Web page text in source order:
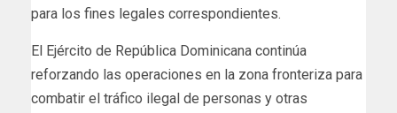
para los fines legales correspondientes.
El Ejército de República Dominicana continúa
reforzando las operaciones en la zona fronteriza para
combatir el tráfico ilegal de personas y otras